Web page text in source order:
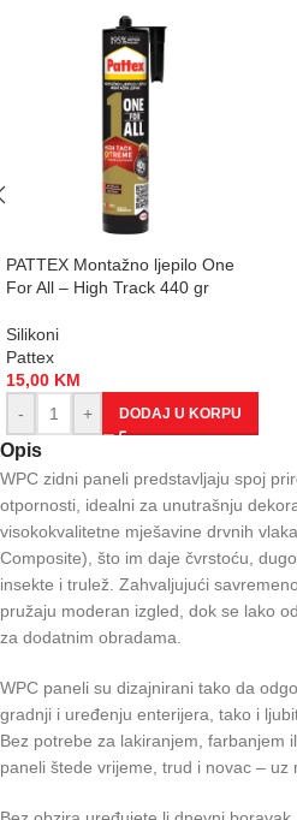
PATTEX Montažno ljepilo One
For All – High Track 440 gr
Silikoni
Pattex
15,00 KM
-
+ DODAJ U KORPU
Opis
WPC zidni paneli predstavljaju spoj
otpornosti, idealni za unutrašnju
visokokvalitetne mješavine drvnih
Composite), što im daje čvrstoću,
insekte i trulež. Zahvaljujući
pružaju moderan izgled, dok se lako
za dodatnim obradama.
WPC paneli su dizajnirani tako da
gradnji i uređenju enterijera, tako i
Bez potrebe za lakiranjem, farbanjem
paneli štede vrijeme, trud i novac – uz